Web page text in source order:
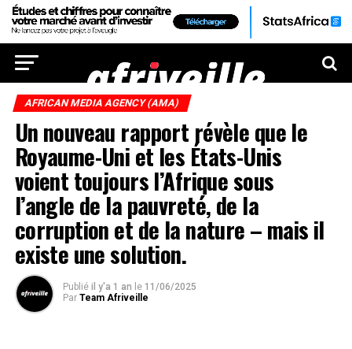
AFRICAN MEDIA AGENCY (AMA)
Un nouveau rapport révèle que le
Royaume-Uni et les États-Unis
voient toujours l’Afrique sous
l’angle de la pauvreté, de la
corruption et de la nature – mais il
existe une solution.
Publié il y'a 1 an le 11/06/2025
Par Team Afriveille